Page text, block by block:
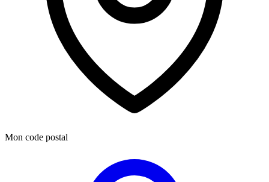
Mon code postal